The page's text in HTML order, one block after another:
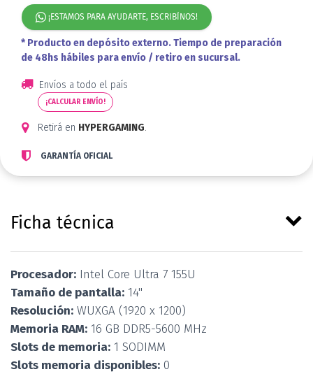
¡ESTAMOS PARA AYUDARTE, ESCRIBÍNOS!
* Producto en depósito externo. Tiempo de preparación
de 48hs hábiles para envío / retiro en sucursal.
Envíos a todo el país
¡CALCULAR ENVÍO!
Retirá en HYPERGAMING.
GARANTÍA OFICIAL
Ficha técnica
Procesador: Intel Core Ultra 7 155U
Tamaño de pantalla: 14''
Resolución: WUXGA (1920 x 1200)
Memoria RAM: 16 GB DDR5-5600 MHz
Slots de memoria: 1 SODIMM
Slots memoria disponibles: 0